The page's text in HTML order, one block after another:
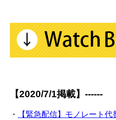
【2020/7/1掲載】------
・
【緊急配信】モノレート